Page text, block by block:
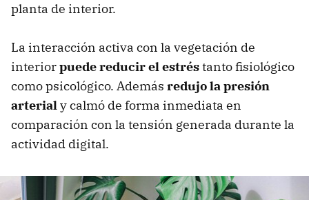
planta de interior.
La interacción activa con la vegetación de
interiorpuede reducir el estréstanto fisiológico
como psicológico. Además redujo la presión
arterialy calmó de forma inmediata en
comparación con la tensión generada durante la
actividad digital.